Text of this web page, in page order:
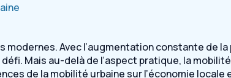
Avec l’augmentation constante de
Mais au-delà de l’aspect pratique, la
de la mobilité urbaine sur l’économie